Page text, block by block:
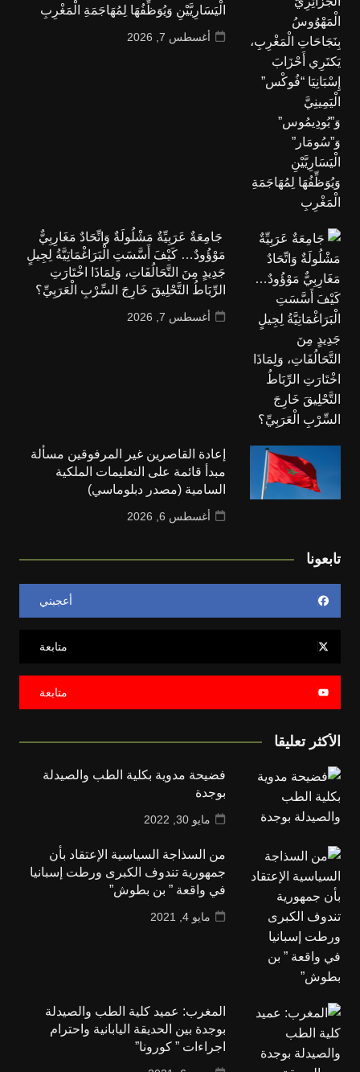
الْيَسَارِيَّيْنِ وَيُوَظِّفُهَا لِمُهَاجَمَةِ الْمَغْرِبِ
أغسطس 7, 2026
جَامِعَةٌ عَرَبِيِّةٌ مَشْلُولَةٌ وَاتِّحَادٌ مَغَارِبِيٌّ
مَوْؤُودٌ… كَيْفَ أَسَّسَتِ الْبَرَاغْمَاتِيَّةُ لِجِيلٍ
جَدِيدٍ مِنَ التَّحَالُفَاتِ، وَلِمَاذَا اخْتَارَتِ
الرِّبَاطُ التَّحْلِيقَ خَارِجَ السِّرْبِ الْعَرَبِيِّ؟
أغسطس 7, 2026
إعادة القاصرين غير المرفوقين مسألة
مبدأ قائمة على التعليمات الملكية
السامية (مصدر دبلوماسي)
أغسطس 6, 2026
تابعونا
أعجبني
متابعة
متابعة
الأكثر تعليقا
فضيحة مدوية بكلية الطب والصيدلة
بوجدة
مايو 30, 2022
من السذاجة السياسية الإعتقاد بأن
جمهورية تندوف الكبرى ورطت إسبانيا
في واقعة ” بن بطوش”
مايو 4, 2021
المغرب: عميد كلية الطب والصيدلة
بوجدة بين الحديقة اليابانية واحترام
اجراءات ” كورونا”